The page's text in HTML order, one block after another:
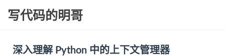
写代码的明哥
深入理解 Python 中的上下文管理器